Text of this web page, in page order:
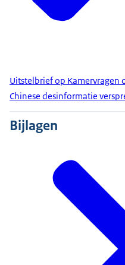
Uitstelbrief op Kamervragen
Chinese desinformatie
Bijlagen